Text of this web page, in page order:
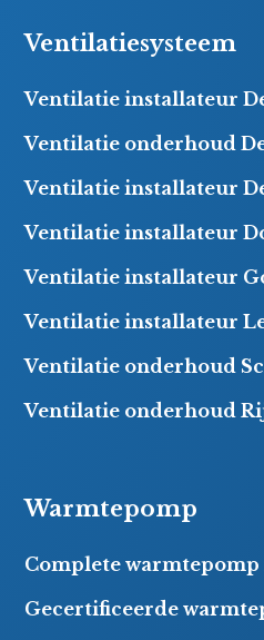
Ventilatiesysteem
Ventilatie installateur
Ventilatie onderhoud
Ventilatie installateur
Ventilatie installateur
Ventilatie installateur
Ventilatie installateur
Ventilatie onderhoud
Ventilatie onderhoud
Warmtepomp
Complete
Gecertificeerde